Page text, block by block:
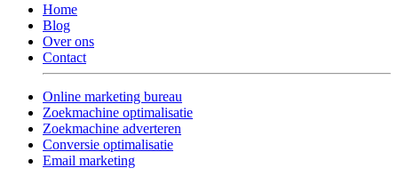
Home
Blog
Over ons
Contact
Online marketing bureau
Zoekmachine optimalisatie
Zoekmachine adverteren
Conversie optimalisatie
Email marketing